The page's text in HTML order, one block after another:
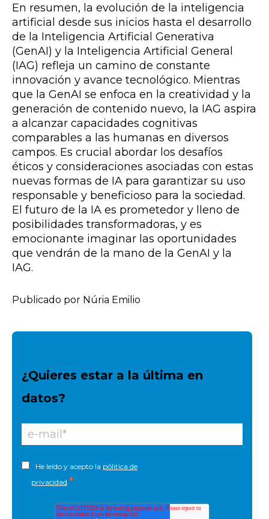
En resumen, la evolución de la inteligencia
artificial desde sus inicios hasta el desarrollo
de la Inteligencia Artificial Generativa
(GenAI) y la Inteligencia Artificial General
(IAG) refleja un camino de constante
innovación y avance tecnológico. Mientras
que la GenAI se enfoca en la creatividad y la
generación de contenido nuevo, la IAG aspira
a alcanzar capacidades cognitivas
comparables a las humanas en diversos
campos. Es crucial abordar los desafíos
éticos y consideraciones asociadas con estas
nuevas formas de IA para garantizar su uso
responsable y beneficioso para la sociedad.
El futuro de la IA es prometedor y lleno de
posibilidades transformadoras, y es
emocionante imaginar las oportunidades
que vendrán de la mano de la GenAI y la
IAG.
Publicado por Núria Emilio
¿Quieres estar a la última en
datos?
He leído y acepto la pólitica de
privacidad.*